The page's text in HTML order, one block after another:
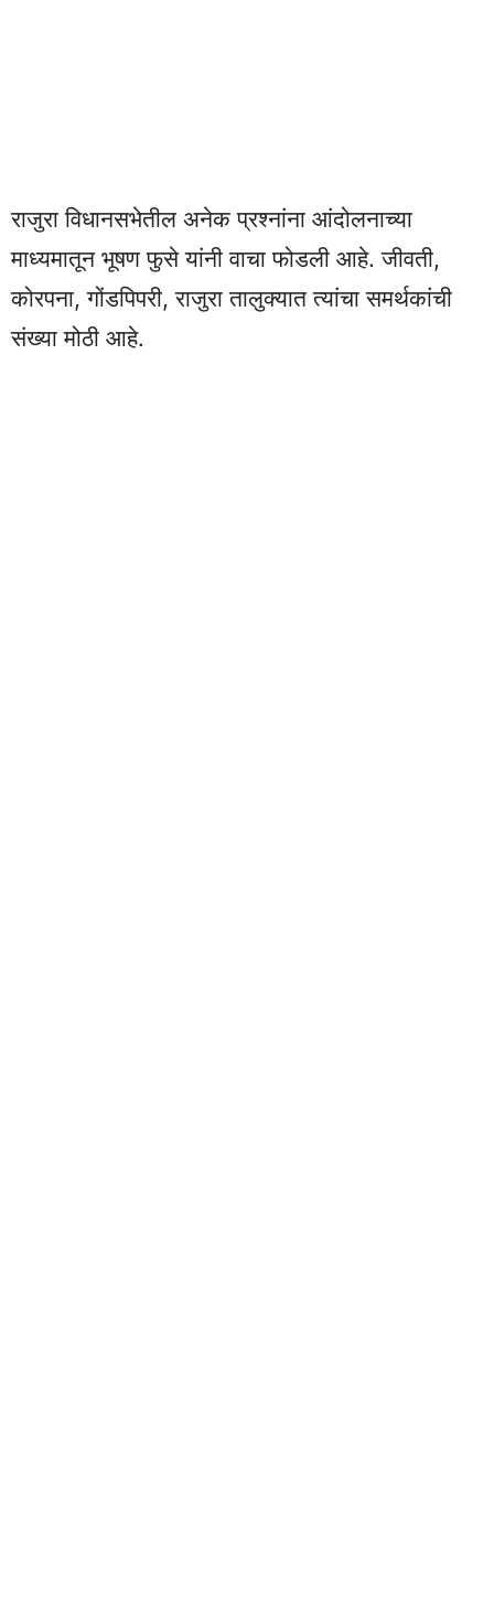
राजुरा विधानसभेतील अनेक प्रश्नांना आंदोलनाच्या
माध्यमातून भूषण फुसे यांनी वाचा फोडली आहे. जीवती,
कोरपना, गोंडपिपरी, राजुरा तालुक्यात त्यांचा समर्थकांची
संख्या मोठी आहे.